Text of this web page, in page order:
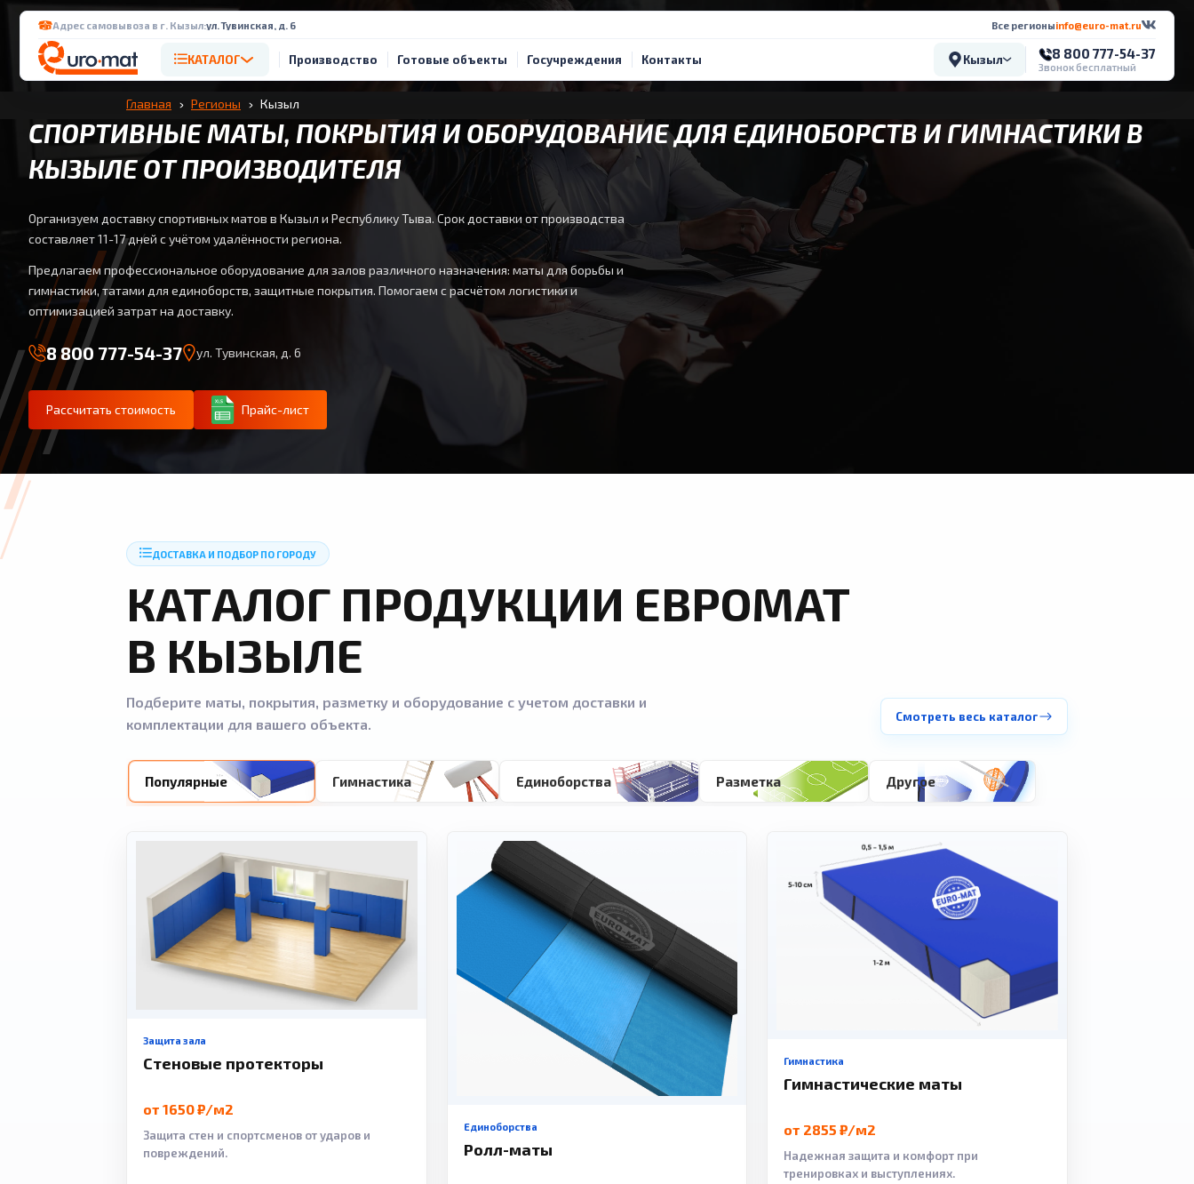
Адрес самовывоза в г. Кызыл:ул. Тувинская, д. 6 Все регионыinfo@euro-mat.ru
КАТАЛОГ Производство Готовые объекты Госучреждения Контакты Кызыл 8 800 777-54-37
Звонок бесплатный
Главная Регионы Кызыл
СПОРТИВНЫЕ МАТЫ, ПОКРЫТИЯ И ОБОРУДОВАНИЕ ДЛЯ ЕДИНОБОРСТВ И ГИМНАСТИКИ В
КЫЗЫЛЕ ОТ ПРОИЗВОДИТЕЛЯ
Организуем доставку спортивных матов в Кызыл и Республику Тыва. Срок доставки от производства
составляет 11-17 дней с учётом удалённости региона.
Предлагаем профессиональное оборудование для залов различного назначения: маты для борьбы и
гимнастики, татами для единоборств, защитные покрытия. Помогаем с расчётом логистики и
оптимизацией затрат на доставку.
8 800 777-54-37 ул. Тувинская, д. 6
Рассчитать стоимость Прайс-лист
ДОСТАВКА И ПОДБОР ПО ГОРОДУ
КАТАЛОГ ПРОДУКЦИИ ЕВРОМАТ
В КЫЗЫЛЕ
Подберите маты, покрытия, разметку и оборудование с учетом доставки и
комплектации для вашего объекта.
Смотреть весь каталог
Популярные Гимнастика Единоборства Разметка Другое
Защита зала
Стеновые протекторы
от 1650 ₽/м2
Защита стен и спортсменов от ударов и
повреждений.
Единоборства
Ролл-маты
Гимнастика
Гимнастические маты
от 2855 ₽/м2
Надежная защита и комфорт при
тренировках и выступлениях.